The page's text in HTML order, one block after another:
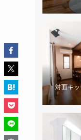
「対面キッ